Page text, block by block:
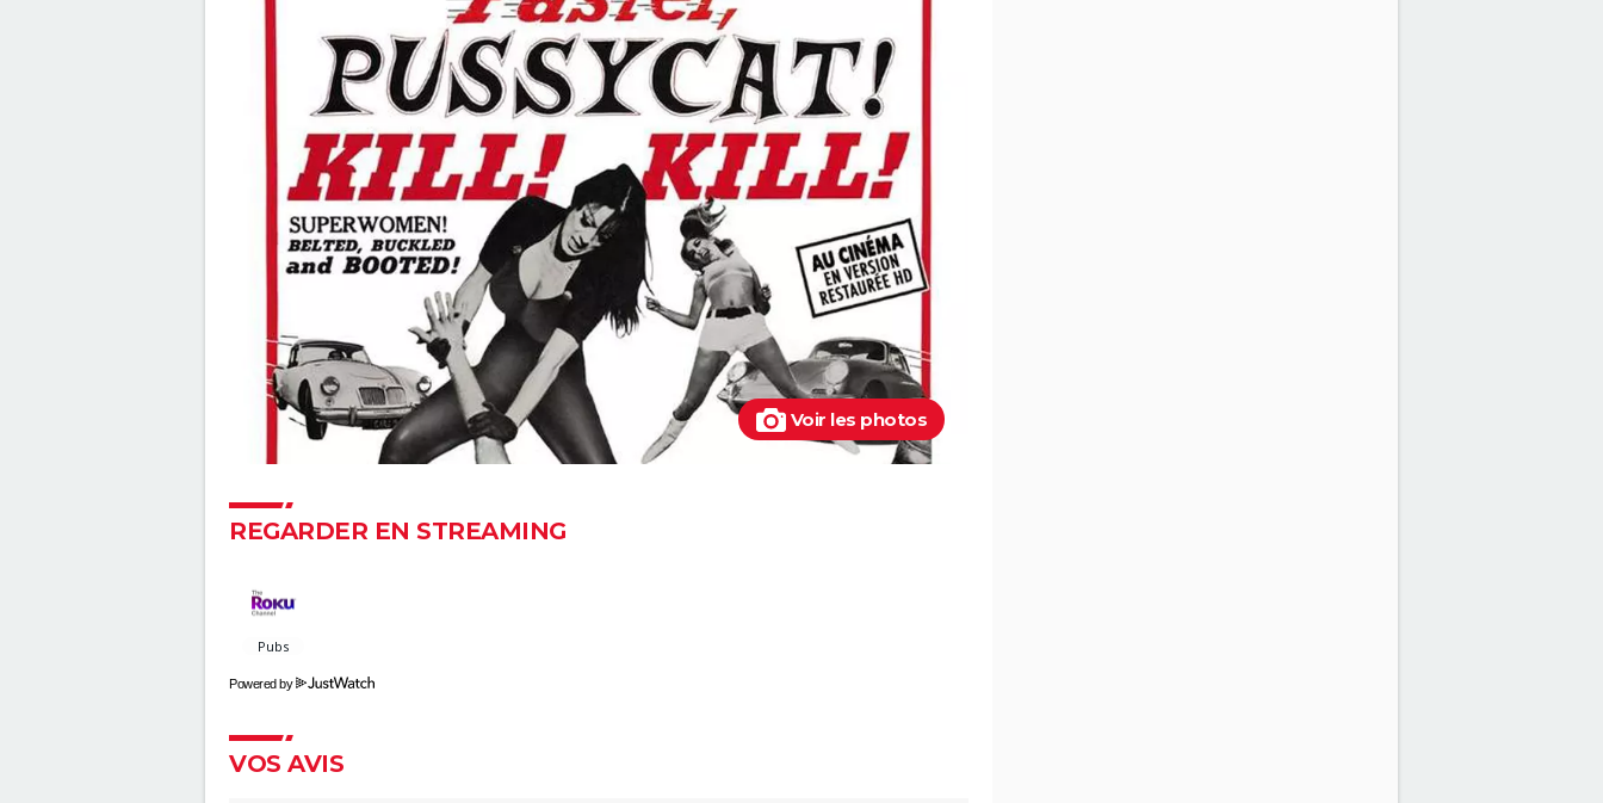
bande-annonce, streaming, photos,
avis...
vraiment piloté des avions pour les
besoins du film ?
Hunger Games, Lever de soleil sur la
Moisson : Effie, Haymitch... des
personnages bien connus dans la
bande-annonce
Doctor Strange 2 : que signifient les
scènes post-génériques ? On vous
explique
Gladiator 2 : pourquoi cette suite
risque-t-elle de diviser les fans du
film culte ?
Kraven le chasseur : le film Marvel
s'offre une sanglante bande-
annonce, quelle date de sortie ?
Thunderbolts* : le dernier film
Marvel vaut-il le coup ? Les critiques
sont (presque) unanimes
Mad Max Fury Road : synopsis,
casting, bande-annonce, streaming,
avis...
John Wick 4 : casting, avis, critiques,
suite, séances, streaming...
Black Panther 2 : de quoi est mort
l'acteur Chadwick Boseman ?
Furiosa : que vaut le prequel de "Mad
Max Fury Road" ? Notre critique
The Batman : intrigue, casting, avis,
streaming, bande-annonce...
Piège de cristal
Batman v Superman : le crossover de
super-héros a-t-il une suite ?
scènes post-générique ?
Explications
Kingsman 3 : date, casting.... Ce que
l'on sait sur le film
Fantastic Four : privé de réalisateur,
où en est le film des Quatre
Voir les photos
REGARDER EN STREAMING
Powered by
VOS AVIS